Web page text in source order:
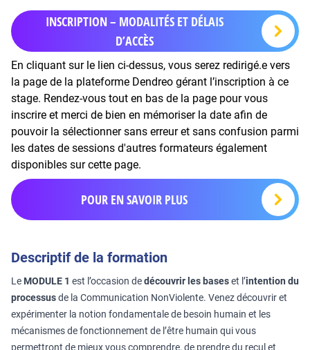
INSCRIPTION – MODALITÉS ET DÉLAIS
D’ACCÈS
En cliquant sur le lien ci-dessus, vous serez redirigé.e vers
la page de la plateforme Dendreo gérant l’inscription à ce
stage. Rendez-vous tout en bas de la page pour vous
inscrire et merci de bien en mémoriser la date afin de
pouvoir la sélectionner sans erreur et sans confusion parmi
les dates de sessions d'autres formateurs également
disponibles sur cette page.
POUR EN SAVOIR PLUS
Descriptif de la formation
Le MODULE 1 est l’occasion dedécouvrir les baseset l’intention du
processusde la Communication NonViolente. Venez découvrir et
expérimenter la notion fondamentale de besoin humain et les
mécanismes de fonctionnement de l’être humain qui vous
permettront de mieux vous comprendre, de prendre du recul et